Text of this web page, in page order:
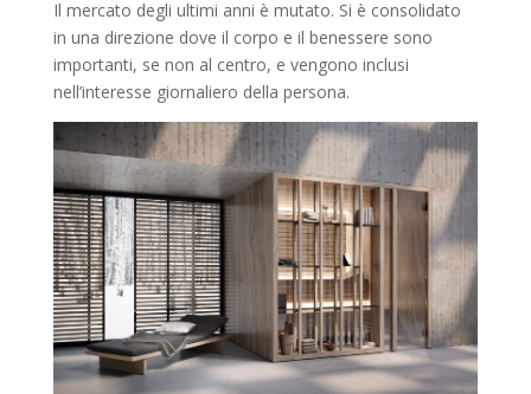
Il mercato degli ultimi anni è mutato. Si è consolidato
in una direzione dove il corpo e il benessere sono
importanti, se non al centro, e vengono inclusi
nell’interesse giornaliero della persona.